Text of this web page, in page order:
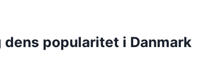
popularitet i Danmark